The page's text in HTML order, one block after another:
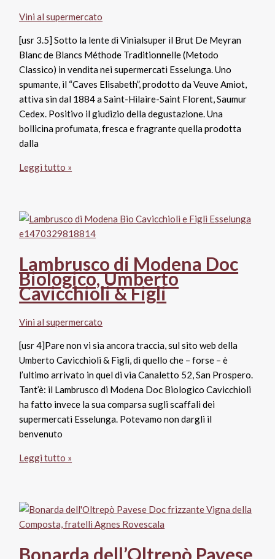
Vini al supermercato
[usr 3.5] Sotto la lente di Vinialsuper il Brut De Meyran
Blanc de Blancs Méthode Traditionnelle (Metodo
Classico) in vendita nei supermercati Esselunga. Uno
spumante, il “Caves Elisabeth”, prodotto da Veuve Amiot,
attiva sin dal 1884 a Saint-Hilaire-Saint Florent, Saumur
Cedex. Positivo il giudizio della degustazione. Una
bollicina profumata, fresca e fragrante quella prodotta
dalla
Brut
Blanc
Blancs
Méthode
Traditionnelle,
Caves
Elisabeth
Leggi tutto »
Lambrusco di Modena Doc
Biologico, Umberto
Cavicchioli & Figli
Vini al supermercato
[usr 4]Pare non vi sia ancora traccia, sul sito web della
Umberto Cavicchioli & Figli, di quello che – forse – è
l’ultimo arrivato in quel di via Canaletto 52, San Prospero.
Tant’è: il Lambrusco di Modena Doc Biologico Cavicchioli
ha fatto invece la sua comparsa sugli scaffali dei
supermercati Esselunga. Potevamo non dargli il
benvenuto
Lambrusco
Doc
Biologico,
Umberto
Cavicchioli
Leggi tutto »
Bonarda dell’Oltrepò Pavese